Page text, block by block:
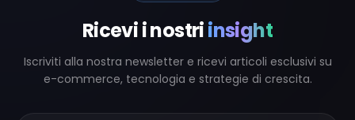
Ricevi i nostriinsight
Iscriviti alla nostra newsletter e ricevi articoli esclusivi su
e-commerce, tecnologia e strategie di crescita.